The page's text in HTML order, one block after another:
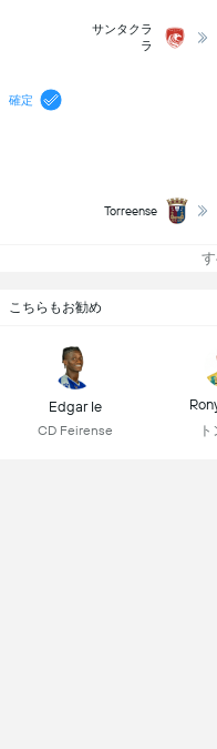
サンタクラ
ラ
確定
Torreense
す
こちらもお勧め
Edgar Ie
CD Feirense